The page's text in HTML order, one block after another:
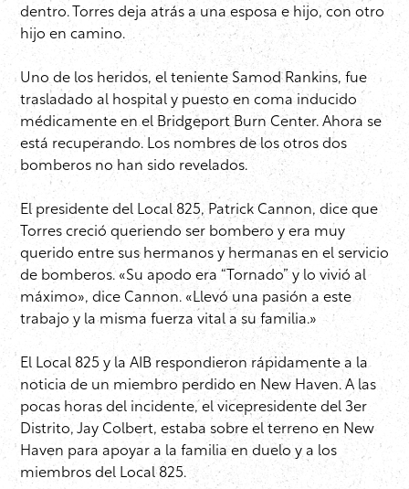
dentro. Torres deja atrás a una esposa e hijo, con otro
hijo en camino.
Uno de los heridos, el teniente Samod Rankins, fue
trasladado al hospital y puesto en coma inducido
médicamente en el Bridgeport Burn Center. Ahora se
está recuperando. Los nombres de los otros dos
bomberos no han sido revelados.
El presidente del Local 825, Patrick Cannon, dice que
Torres creció queriendo ser bombero y era muy
querido entre sus hermanos y hermanas en el servicio
de bomberos. «Su apodo era “Tornado” y lo vivió al
máximo», dice Cannon. «Llevó una pasión a este
trabajo y la misma fuerza vital a su familia.»
El Local 825 y la AIB respondieron rápidamente a la
noticia de un miembro perdido en New Haven. A las
pocas horas del incidente, el vicepresidente del 3er
Distrito, Jay Colbert, estaba sobre el terreno en New
Haven para apoyar a la familia en duelo y a los
miembros del Local 825.